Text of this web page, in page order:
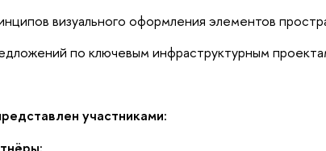
визуального оформления элементов
по ключевым инфраструктурным
участниками: